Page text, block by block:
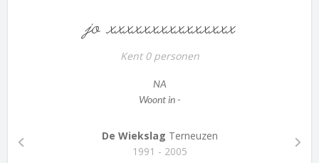
jo xxxxxxxxxxxxxxx
Kent 0 personen
NA
Woont in -
De Wiekslag Terneuzen
1991 - 2005